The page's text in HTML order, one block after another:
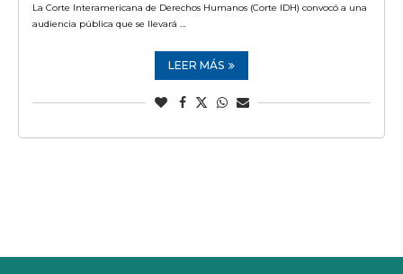
La Corte Interamericana de Derechos Humanos (Corte IDH) convocó a una
audiencia pública que se llevará …
LEER MÁS